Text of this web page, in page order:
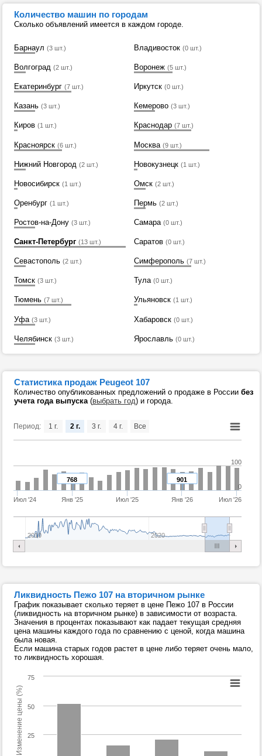
Количество машин по городам
Сколько объявлений имеется в каждом городе.
Барнаул (3 шт.) Владивосток (0 шт.)
Волгоград (2 шт.) Воронеж (5 шт.)
Екатеринбург (7 шт.) Иркутск (0 шт.)
Казань (3 шт.) Кемерово (3 шт.)
Киров (1 шт.) Краснодар (7 шт.)
Красноярск (6 шт.) Москва (9 шт.)
Нижний Новгород (2 шт.) Новокузнецк (1 шт.)
Новосибирск (1 шт.) Омск (2 шт.)
Оренбург (1 шт.) Пермь (2 шт.)
Ростов-на-Дону (3 шт.) Самара (0 шт.)
Санкт-Петербург (13 шт.) Саратов (0 шт.)
Севастополь (2 шт.) Симферополь (7 шт.)
Томск (3 шт.) Тула (0 шт.)
Тюмень (7 шт.) Ульяновск (1 шт.)
Уфа (3 шт.) Хабаровск (0 шт.)
Челябинск (3 шт.) Ярославль (0 шт.)
Статистика продаж Peugeot 107
Количество опубликованных предложений о продаже в России без
учета года выпуска(выбрать год) и города.
Период:
901
768
Июл '24 Янв '25 Июл '25 Янв '26 Июл '26
2010 2020
0
100
1 г. 2 г. 3 г. 4 г. Все
Ликвидность Пежо 107 на вторичном рынке
График показывает сколько теряет в цене Пежо 107 в России
(ликвидность на вторичном рынке) в зависимости от возраста.
Значения в процентах показывают как падает текущая средняя
цена машины каждого года по сравнению с ценой, когда машина
была новая.
Если машина старых годов растет в цене либо теряет очень мало,
то ликвидность хорошая.
Изменение цены (%) 25
50
75